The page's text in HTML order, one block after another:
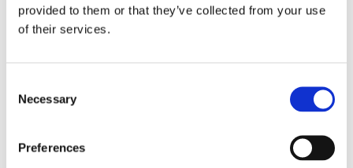
provided to them or that they’ve collected from your use
of their services.
Selection
Necessary
Preferences
EXPÉRIENCES À VIVRE